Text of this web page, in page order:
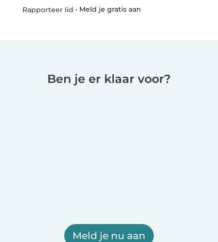
Rapporteer lid • Meld je gratis aan
Ben je er klaar voor?
Meld je nu aan